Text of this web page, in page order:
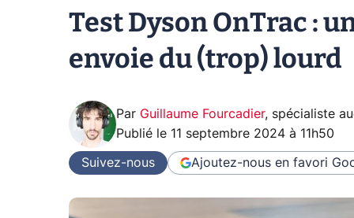
Test Dyson OnTrac :
envoie du (trop) lourd
Par Guillaume Fourcadier, spécialiste
Publié le 11 septembre 2024 à 11h50
Suivez-nous Ajoutez-nous en favori